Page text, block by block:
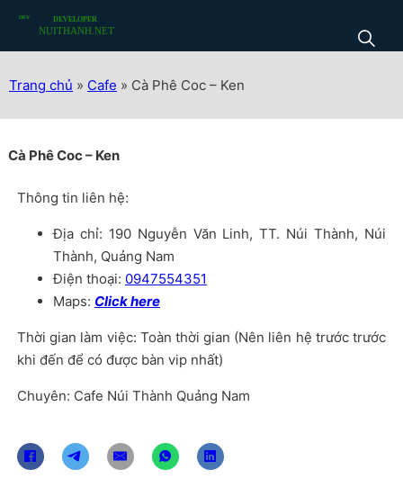
Trang chủ » Cafe » Cà Phê Coc – Ken
Cà Phê Coc – Ken
Thông tin liên hệ:
Địa chỉ: 190 Nguyễn Văn Linh, TT. Núi Thành, Núi
Thành, Quảng Nam
Điện thoại: 0947554351
Maps: Click here
Thời gian làm việc: Toàn thời gian (Nên liên hệ trước trước
khi đến để có được bàn vip nhất)
Chuyên: Cafe Núi Thành Quảng Nam